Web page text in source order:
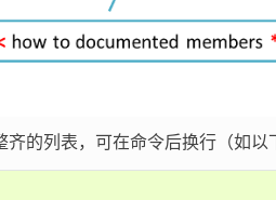
齐的列表，可在命令后换行（如以